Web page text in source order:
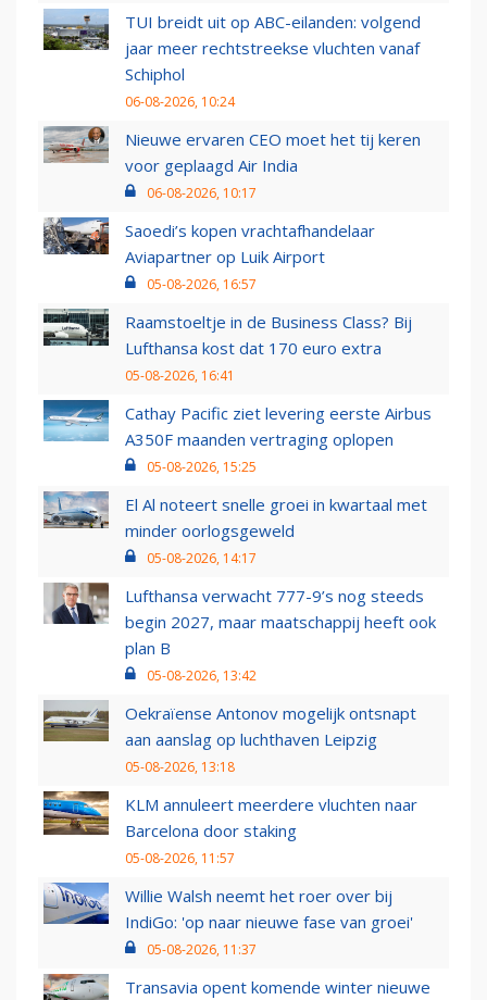
TUI breidt uit op ABC-eilanden: volgend
jaar meer rechtstreekse vluchten vanaf
Schiphol
06-08-2026, 10:24
Nieuwe ervaren CEO moet het tij keren
voor geplaagd Air India
06-08-2026, 10:17
Saoedi’s kopen vrachtafhandelaar
Aviapartner op Luik Airport
05-08-2026, 16:57
Raamstoeltje in de Business Class? Bij
Lufthansa kost dat 170 euro extra
05-08-2026, 16:41
Cathay Pacific ziet levering eerste Airbus
A350F maanden vertraging oplopen
05-08-2026, 15:25
El Al noteert snelle groei in kwartaal met
minder oorlogsgeweld
05-08-2026, 14:17
Lufthansa verwacht 777-9’s nog steeds
begin 2027, maar maatschappij heeft ook
plan B
05-08-2026, 13:42
Oekraïense Antonov mogelijk ontsnapt
aan aanslag op luchthaven Leipzig
05-08-2026, 13:18
KLM annuleert meerdere vluchten naar
Barcelona door staking
05-08-2026, 11:57
Willie Walsh neemt het roer over bij
IndiGo: 'op naar nieuwe fase van groei'
05-08-2026, 11:37
Transavia opent komende winter nieuwe